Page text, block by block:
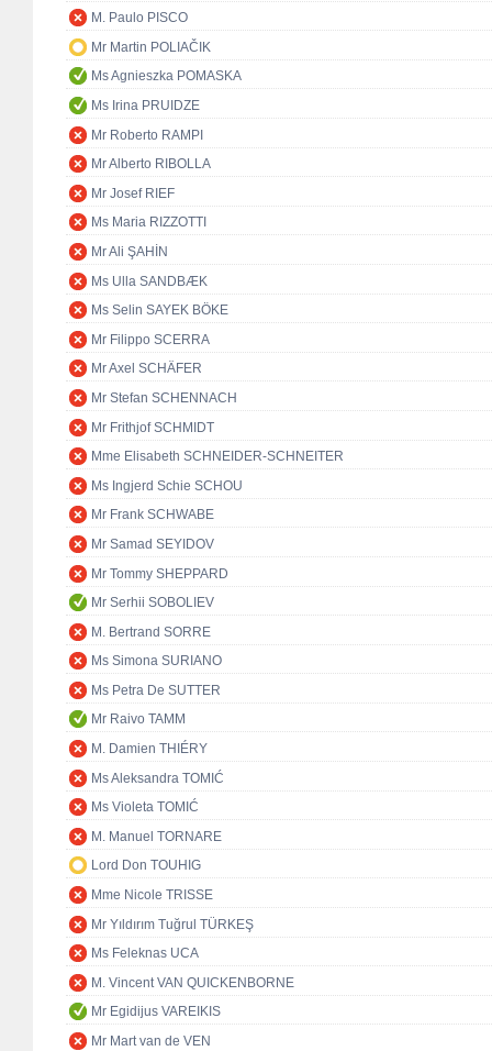
M. Paulo PISCO
Mr Martin POLIAČIK
Ms Agnieszka POMASKA
Ms Irina PRUIDZE
Mr Roberto RAMPI
Mr Alberto RIBOLLA
Mr Josef RIEF
Ms Maria RIZZOTTI
Mr Ali ŞAHİN
Ms Ulla SANDBÆK
Ms Selin SAYEK BÖKE
Mr Filippo SCERRA
Mr Axel SCHÄFER
Mr Stefan SCHENNACH
Mr Frithjof SCHMIDT
Mme Elisabeth SCHNEIDER-SCHNEITER
Ms Ingjerd Schie SCHOU
Mr Frank SCHWABE
Mr Samad SEYIDOV
Mr Tommy SHEPPARD
Mr Serhii SOBOLIEV
M. Bertrand SORRE
Ms Simona SURIANO
Ms Petra De SUTTER
Mr Raivo TAMM
M. Damien THIÉRY
Ms Aleksandra TOMIĆ
Ms Violeta TOMIĆ
M. Manuel TORNARE
Lord Don TOUHIG
Mme Nicole TRISSE
Mr Yıldırım Tuğrul TÜRKEŞ
Ms Feleknas UCA
M. Vincent VAN QUICKENBORNE
Mr Egidijus VAREIKIS
Mr Mart van de VEN